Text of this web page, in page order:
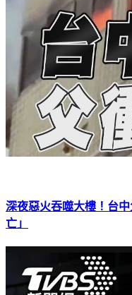
深夜惡火吞噬大樓！台
亡」